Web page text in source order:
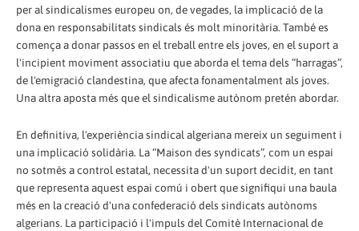
per al sindicalismes europeu on, de vegades, la implicació de la
dona en responsabilitats sindicals és molt minoritària. També es
comença a donar passos en el treball entre els joves, en el suport a
l'incipient moviment associatiu que aborda el tema dels “harragas”,
de l'emigració clandestina, que afecta fonamentalment als joves.
Una altra aposta més que el sindicalisme autònom pretén abordar.
En definitiva, l'experiència sindical algeriana mereix un seguiment i
una implicació solidària. La “Maison des syndicats”, com un espai
no sotmès a control estatal, necessita d'un suport decidit, en tant
que representa aquest espai comú i obert que signifiqui una baula
més en la creació d'una confederació dels sindicats autònoms
algerians. La participació i l'impuls del Comitè Internacional de